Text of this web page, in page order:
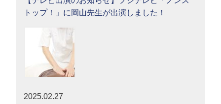
トップ！」に岡山先生が出演しました！
2025.02.27